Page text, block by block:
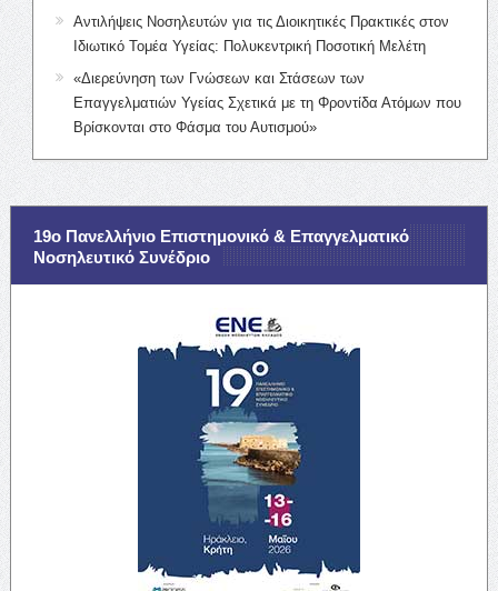
Αντιλήψεις Νοσηλευτών για τις Διοικητικές Πρακτικές στον
Ιδιωτικό Τομέα Υγείας: Πολυκεντρική Ποσοτική Μελέτη
«Διερεύνηση των Γνώσεων και Στάσεων των
Επαγγελματιών Υγείας Σχετικά με τη Φροντίδα Ατόμων που
Βρίσκονται στο Φάσμα του Αυτισμού»
19ο Πανελλήνιο Επιστημονικό & Επαγγελματικό
Νοσηλευτικό Συνέδριο